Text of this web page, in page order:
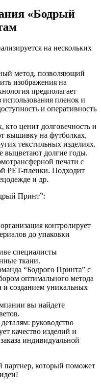
«Бодрый
на нескольких
метод, позволяющий
изображения на
предполагает
пленок и
и оперативность
ценит долговечность и
вышивку на футболках,
текстильных изделиях.
выцветают долгие годы.
печати с
PET-пленки. Подходит
и др.
Принт”:
контролирует
до упаковки
специалисты
ткани.
“Бодрого Принта” с
оптимального метода
и созданием уникальных
вы найдете
руководство
качество изделий и
индивидуальной
который поможет